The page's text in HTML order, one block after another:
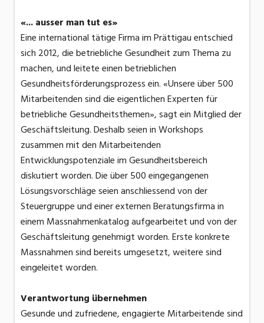
«... ausser man tut es»
Eine international tätige Firma im Prättigau entschied
sich 2012, die betriebliche Gesundheit zum Thema zu
machen, und leitete einen betrieblichen
Gesundheitsförderungsprozess ein. «Unsere über 500
Mitarbeitenden sind die eigentlichen Experten für
betriebliche Gesundheitsthemen», sagt ein Mitglied der
Geschäftsleitung. Deshalb seien in Workshops
zusammen mit den Mitarbeitenden
Entwicklungspotenziale im Gesundheitsbereich
diskutiert worden. Die über 500 eingegangenen
Lösungsvorschläge seien anschliessend von der
Steuergruppe und einer externen Beratungsfirma in
einem Massnahmenkatalog aufgearbeitet und von der
Geschäftsleitung genehmigt worden. Erste konkrete
Massnahmen sind bereits umgesetzt, weitere sind
eingeleitet worden.
Verantwortung übernehmen
Gesunde und zufriedene, engagierte Mitarbeitende sind